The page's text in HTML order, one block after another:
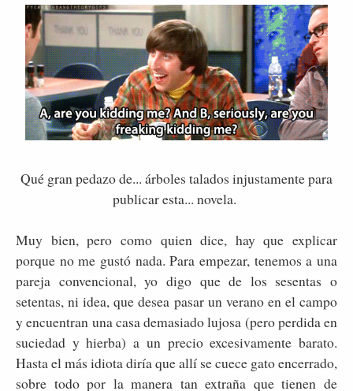
Qué gran pedazo de... árboles talados injustamente para
publicar esta... novela.
Muy bien, pero como quien dice, hay que explicar
porque no me gustó nada. Para empezar, tenemos a una
pareja convencional, yo digo que de los sesentas o
setentas, ni idea, que desea pasar un verano en el campo
y encuentran una casa demasiado lujosa (pero perdida en
suciedad y hierba) a un precio excesivamente barato.
Hasta el más idiota diría que allí se cuece gato encerrado,
sobre todo por la manera tan extraña que tienen de